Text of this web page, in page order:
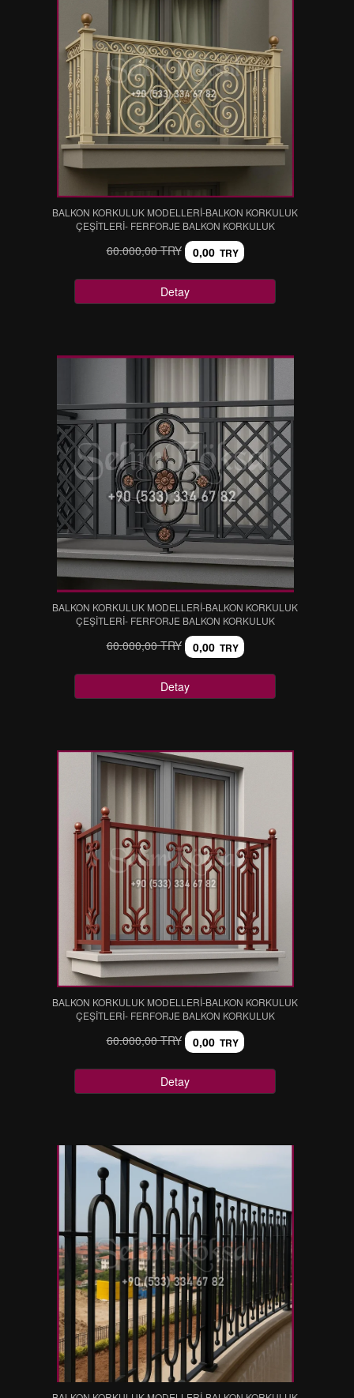
BALKON KORKULUK MODELLERİ-BALKON KORKULUK
ÇEŞİTLERİ- FERFORJE BALKON KORKULUK
60.000,00 TRY 0,00 TRY
Detay
BALKON KORKULUK MODELLERİ-BALKON KORKULUK
ÇEŞİTLERİ- FERFORJE BALKON KORKULUK
60.000,00 TRY 0,00 TRY
Detay
BALKON KORKULUK MODELLERİ-BALKON KORKULUK
ÇEŞİTLERİ- FERFORJE BALKON KORKULUK
60.000,00 TRY 0,00 TRY
Detay